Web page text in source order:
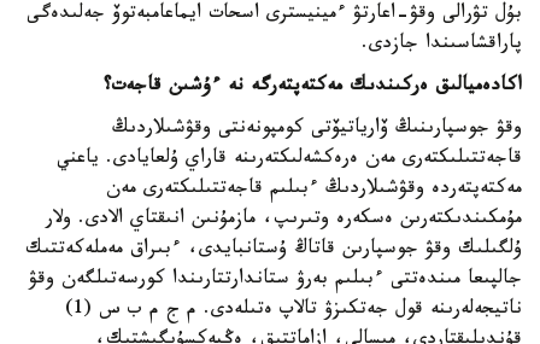
بۇل تۋرالى وقۋ-اعارتۋ ءمينيسترى اسحات ايماعامبەتوۆ جەلىدەگى
پاراقشاسىندا جازدى.
اكادەميالىق ەركىندىك مەكتەپتەرگە نە ءۇشىن قاجەت؟
وقۋ جوسپارىنىڭ ۆارياتيۆتى كومپونەنتى وقۋشىلاردىڭ
قاجەتتىلىكتەرى مەن ەرەكشەلىكتەرىنە قاراي ۇلعايادى. ياعني
مەكتەپتەردە وقۋشىلاردىڭ ءبىلىم قاجەتتىلىكتەرى مەن
مۇمكىندىكتەرىن ەسكەرە وتىرىپ، مازمۇنىن انىقتاي الادى. ولار
ۇلگىلىك وقۋ جوسپارىن قاتاڭ ۇستانبايدى، ءبىراق مەملەكەتتىك
جالپىعا مىندەتتى ءبىلىم بەرۋ ستاندارتتارىندا كورسەتىلگەن وقۋ
ناتيجەلەرىنە قول جەتكىزۋ تالاپ ەتىلەدى. م ج م ب س (1)